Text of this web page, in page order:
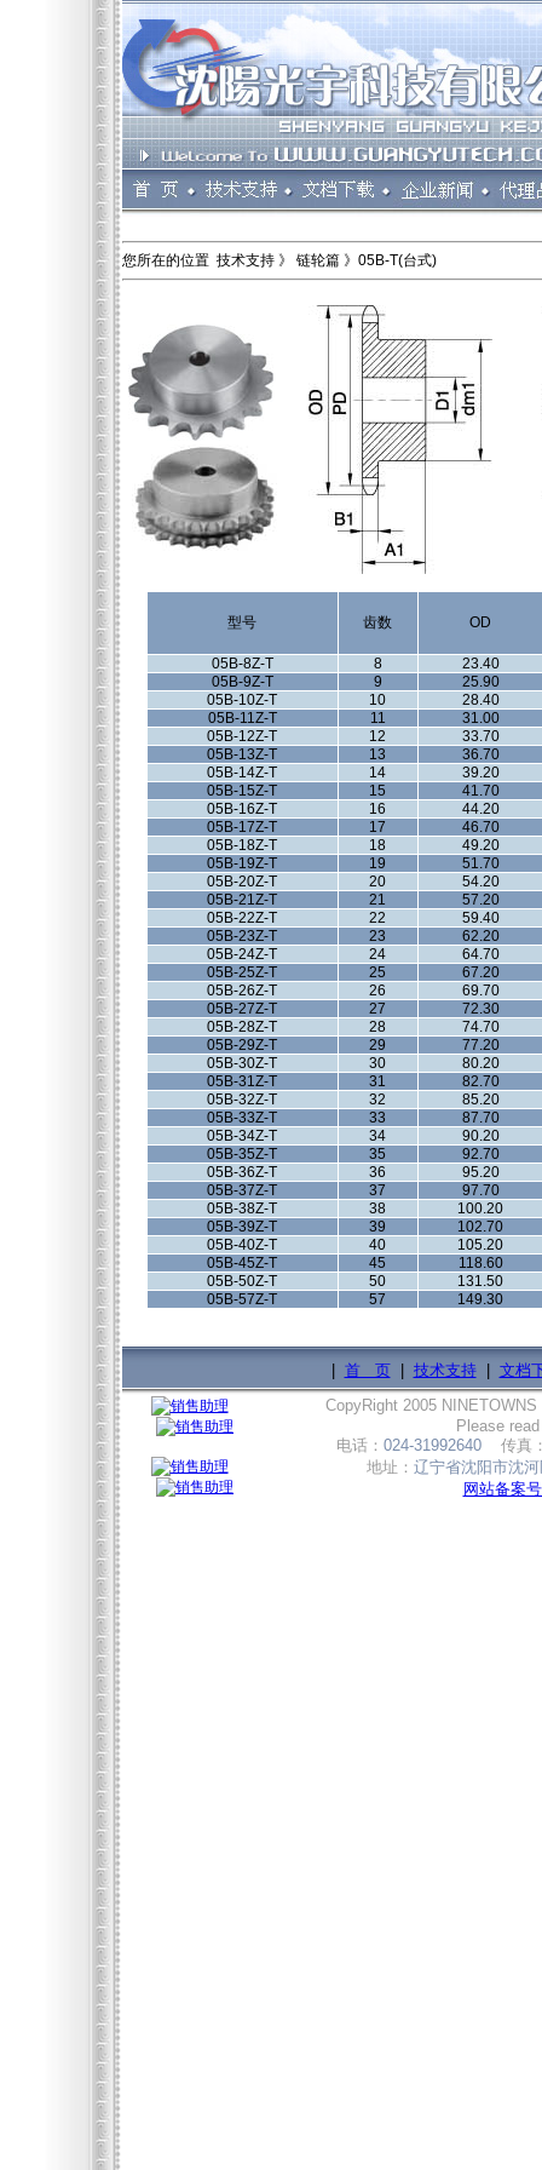
您所在的位置 技术支持 》 链轮篇 》05B-T(台式)
型号 齿数 OD
05B-8Z-T 8
23.40
05B-9Z-T
9
25.90
05B-10Z-T
10
28.40
05B-11Z-T
11
31.00
05B-12Z-T
12
33.70
05B-13Z-T
13
36.70
05B-14Z-T
14
39.20
05B-15Z-T
15
41.70
05B-16Z-T
16
44.20
05B-17Z-T
17
46.70
05B-18Z-T
18
49.20
05B-19Z-T
19
51.70
05B-20Z-T
20
54.20
05B-21Z-T
21
57.20
05B-22Z-T
22
59.40
05B-23Z-T
23
62.20
05B-24Z-T
24
64.70
05B-25Z-T
25
67.20
05B-26Z-T
26
69.70
05B-27Z-T
27
72.30
05B-28Z-T
28
74.70
05B-29Z-T
29
77.20
05B-30Z-T
30
80.20
05B-31Z-T
31
82.70
05B-32Z-T
32
85.20
05B-33Z-T
33
87.70
05B-34Z-T
34
90.20
05B-35Z-T
35
92.70
05B-36Z-T
36
95.20
05B-37Z-T
37
97.70
05B-38Z-T
38
100.20
05B-39Z-T
39
102.70
05B-40Z-T
40
105.20
05B-45Z-T
45
118.60
05B-50Z-T
50
131.50
05B-57Z-T
57 149.30
首 页| 技术支持| 文档
CopyRight 2005 NINETOWNS
Please
电话： 024-31992640 传真
地址： 辽宁省沈阳市沈
网站备案